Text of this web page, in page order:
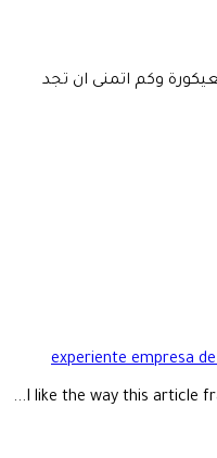
وكم اتمنى ان تجد
experiente empresa
I like the way this article